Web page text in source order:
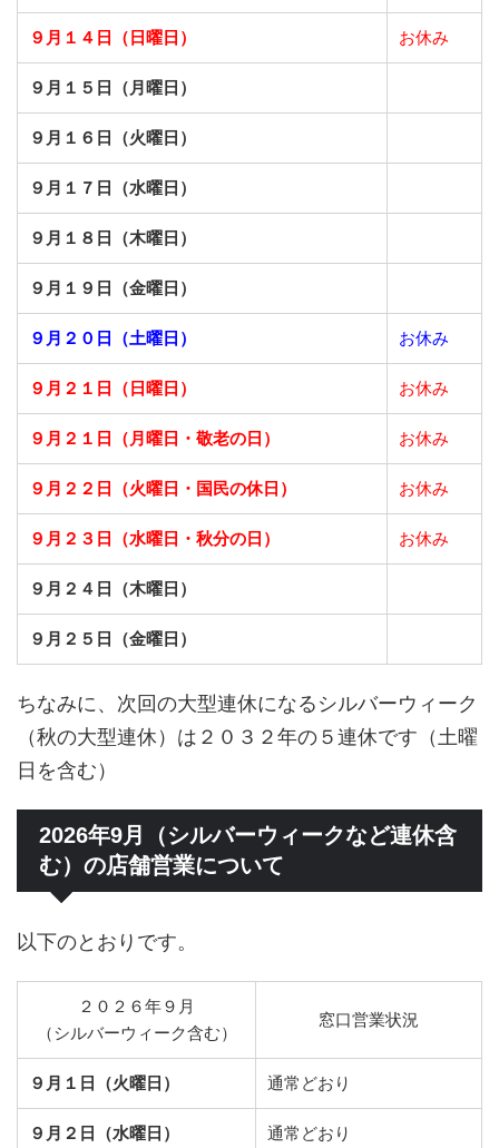
９月１４日（日曜日） お休み
９月１５日（月曜日）
９月１６日（火曜日）
９月１７日（水曜日）
９月１８日（木曜日）
９月１９日（金曜日）
９月２０日（土曜日） お休み
９月２１日（日曜日） お休み
９月２１日（月曜日・敬老の日） お休み
９月２２日（火曜日・国民の休日） お休み
９月２３日（水曜日・秋分の日） お休み
９月２４日（木曜日）
９月２５日（金曜日）
ちなみに、次回の大型連休になるシルバーウィーク
（秋の大型連休）は２０３２年の５連休です（土曜
日を含む）
2026年9月（シルバーウィークなど連休含
む）の店舗営業について
以下のとおりです。
２０２６年９月
（シルバーウィーク含む）
窓口営業状況
９月１日（火曜日） 通常どおり
９月２日（水曜日） 通常どおり